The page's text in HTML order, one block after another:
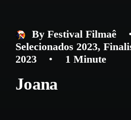
By Festival Filmaê
Selecionados 2023,
2023
• 1 Minute
Joana